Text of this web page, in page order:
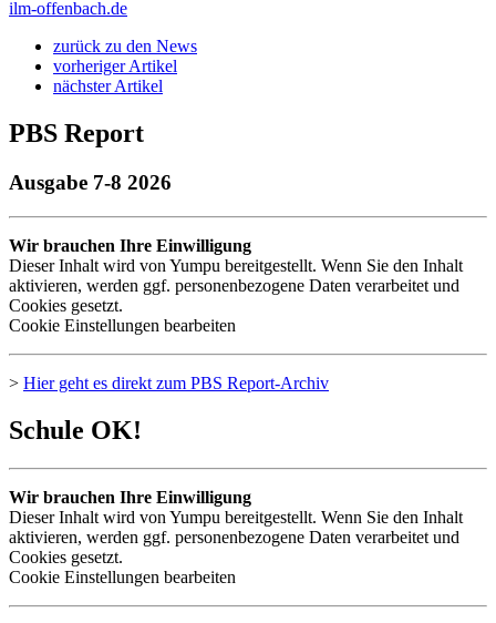
ilm-offenbach.de
zurück zu den News
vorheriger Artikel
nächster Artikel
PBS Report
Ausgabe 7-8 2026
Wir brauchen Ihre Einwilligung
Dieser Inhalt wird von Yumpu bereitgestellt. Wenn Sie den Inhalt
aktivieren, werden ggf. personenbezogene Daten verarbeitet und
Cookies gesetzt.
Cookie Einstellungen bearbeiten
> Hier geht es direkt zum PBS Report-Archiv
Schule OK!
Wir brauchen Ihre Einwilligung
Dieser Inhalt wird von Yumpu bereitgestellt. Wenn Sie den Inhalt
aktivieren, werden ggf. personenbezogene Daten verarbeitet und
Cookies gesetzt.
Cookie Einstellungen bearbeiten